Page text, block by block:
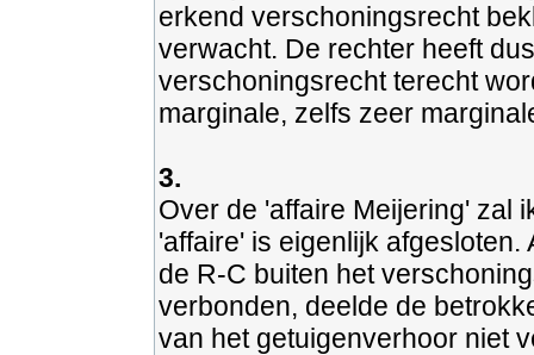
erkend verschoningsrecht
verwacht. De rechter heeft
verschoningsrecht terecht
marginale, zelfs zeer
3.
Over de 'affaire Meijering' zal
'affaire' is eigenlijk
de R-C buiten het
verbonden, deelde de
van het getuigenverhoor niet